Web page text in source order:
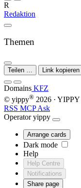
R
Redaktion
Themen
Teilen … Link kopieren
Domains KFZ
© yippy® 2026 · YIPPY
RSS MCPAsk
Operator yippy
Arrange cards
Dark mode
Help
Help Centre
Notifications
Share page